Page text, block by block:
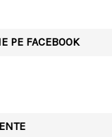
PE FACEBOOK